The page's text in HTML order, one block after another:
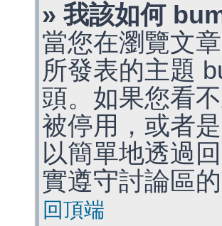
» 我該如何
當您在瀏覽文
所發表的主題
頭。如果您看
被停用，或者
以簡單地透過
實遵守討論區的
回頂端